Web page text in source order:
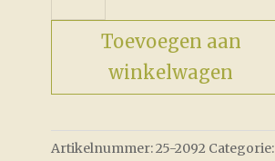
Toevoegen aan
winkelwagen
Artikelnummer:25-2092 Categorie: